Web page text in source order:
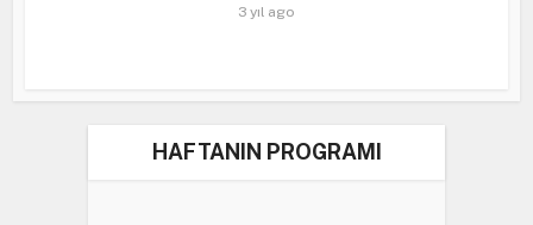
3 yıl ago
HAFTANIN PROGRAMI